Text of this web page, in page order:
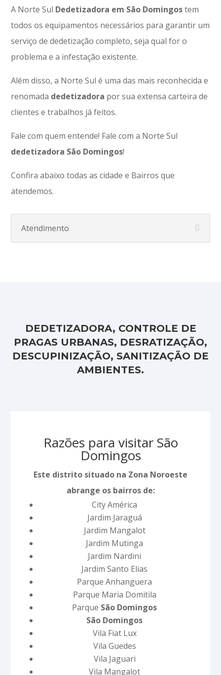
A Norte Sul Dedetizadora em São Domingostem
todos os equipamentos necessários para garantir um
serviço de dedetização completo, seja qual for o
problema e a infestação existente.
Além disso, a Norte Sul é uma das mais reconhecida e
renomada dedetizadora por sua extensa carteira de
clientes e trabalhos já feitos.
Fale com quem entende! Fale com a Norte Sul
dedetizadora São Domingos!
Confira abaixo todas as cidade e Bairros que
atendemos.
Atendimento
DEDETIZADORA, CONTROLE DE
PRAGAS URBANAS, DESRATIZAÇÃO,
DESCUPINIZAÇÃO, SANITIZAÇÃO DE
AMBIENTES.
Razões para visitar São
Domingos
Este distrito situado na Zona Noroeste
abrange os bairros de:
City América
Jardim Jaraguá
Jardim Mangalot
Jardim Mutinga
Jardim Nardini
Jardim Santo Elias
Parque Anhanguera
Parque Maria Domitila
Parque São Domingos
São Domingos
Vila Fiat Lux
Vila Guedes
Vila Jaguari
Vila Mangalot